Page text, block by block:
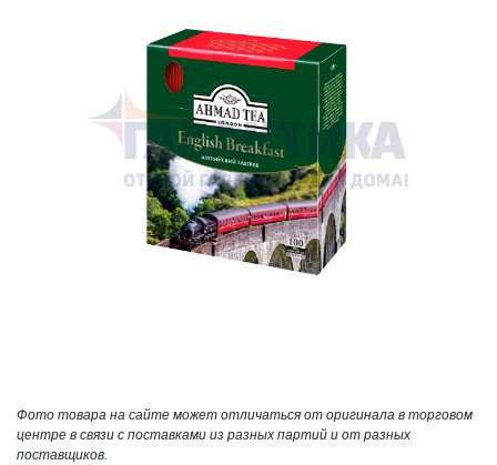
Фото товара на сайте может отличаться от оригинала в торговом
центре в связи с поставками из разных партий и от разных
поставщиков.